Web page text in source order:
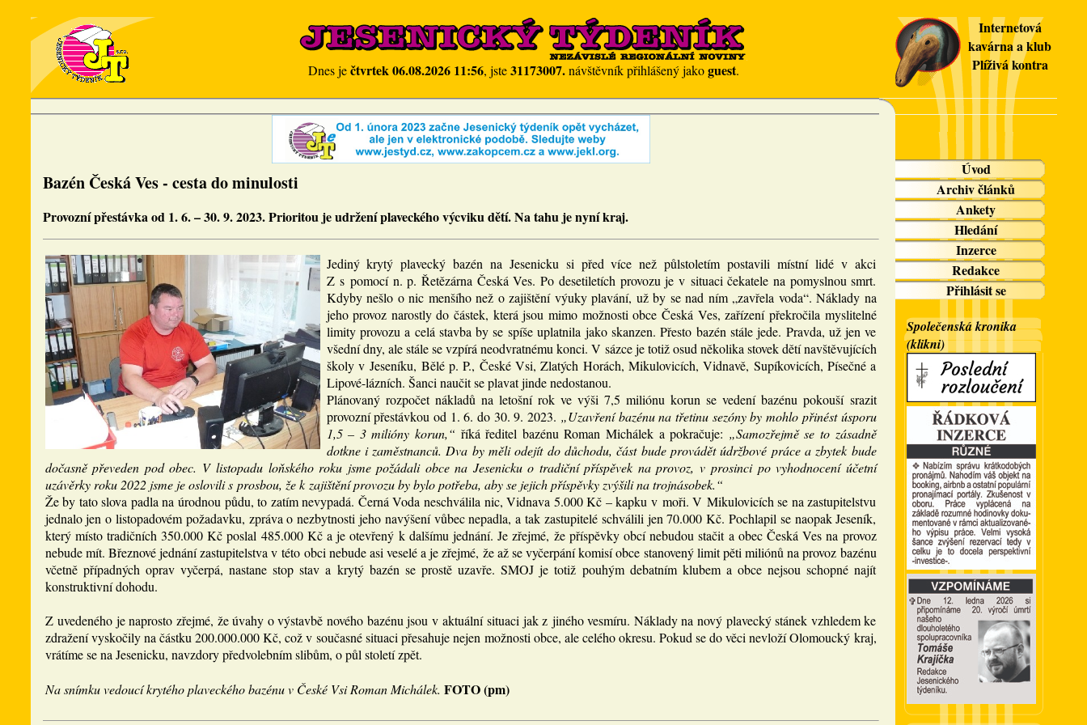
Dnes ječtvrtek 06.08.2026 11:56, jste31173007.návštěvník přihlášený jakoguest.
Internetová
kavárna a klub
Plíživá kontra
Bazén Česká Ves - cesta do minulosti
Provozní přestávka od 1. 6. – 30. 9. 2023. Prioritou je udržení plaveckého výcviku dětí. Na tahu je nyní kraj.
Jediný krytý plavecký bazén na Jesenicku si před více než půlstoletím postavili místní lidé v akci
Z s pomocí n. p. Řetězárna Česká Ves. Po desetiletích provozu je v situaci čekatele na pomyslnou smrt.
Kdyby nešlo o nic menšího než o zajištění výuky plavání, už by se nad ním „zavřela voda“. Náklady na
jeho provoz narostly do částek, která jsou mimo možnosti obce Česká Ves, zařízení překročila myslitelné
limity provozu a celá stavba by se spíše uplatnila jako skanzen. Přesto bazén stále jede. Pravda, už jen ve
všední dny, ale stále se vzpírá neodvratnému konci. V sázce je totiž osud několika stovek dětí navštěvujících
školy v Jeseníku, Bělé p. P., České Vsi, Zlatých Horách, Mikulovicích, Vidnavě, Supíkovicích, Písečné a
Lipové-lázních. Šanci naučit se plavat jinde nedostanou.
Plánovaný rozpočet nákladů na letošní rok ve výši 7,5 miliónu korun se vedení bazénu pokouší srazit
provozní přestávkou od 1. 6. do 30. 9. 2023. „Uzavření bazénu na třetinu sezóny by mohlo přinést úsporu
1,5 – 3 milióny korun,“ říká ředitel bazénu Roman Michálek a pokračuje: „Samozřejmě se to zásadně
dotkne i zaměstnanců. Dva by měli odejít do důchodu, část bude provádět údržbové práce a zbytek bude
dočasně převeden pod obec. V listopadu loňského roku jsme požádali obce na Jesenicku o tradiční příspěvek na provoz, v prosinci po vyhodnocení účetní
uzávěrky roku 2022 jsme je oslovili s prosbou, že k zajištění provozu by bylo potřeba, aby se jejich příspěvky zvýšili na trojnásobek.“
Že by tato slova padla na úrodnou půdu, to zatím nevypadá. Černá Voda neschválila nic, Vidnava 5.000 Kč – kapku v moři. V Mikulovicích se na zastupitelstvu
jednalo jen o listopadovém požadavku, zpráva o nezbytnosti jeho navýšení vůbec nepadla, a tak zastupitelé schválili jen 70.000 Kč. Pochlapil se naopak Jeseník,
který místo tradičních 350.000 Kč poslal 485.000 Kč a je otevřený k dalšímu jednání. Je zřejmé, že příspěvky obcí nebudou stačit a obec Česká Ves na provoz
nebude mít. Březnové jednání zastupitelstva v této obci nebude asi veselé a je zřejmé, že až se vyčerpání komisí obce stanovený limit pěti miliónů na provoz bazénu
včetně případných oprav vyčerpá, nastane stop stav a krytý bazén se prostě uzavře. SMOJ je totiž pouhým debatním klubem a obce nejsou schopné najít
konstruktivní dohodu.
Z uvedeného je naprosto zřejmé, že úvahy o výstavbě nového bazénu jsou v aktuální situaci jak z jiného vesmíru. Náklady na nový plavecký stánek vzhledem ke
zdražení vyskočily na částku 200.000.000 Kč, což v současné situaci přesahuje nejen možnosti obce, ale celého okresu. Pokud se do věci nevloží Olomoucký kraj,
vrátíme se na Jesenicku, navzdory předvolebním slibům, o půl století zpět.
Na snímku vedoucí krytého plaveckého bazénu v České Vsi Roman Michálek. FOTO (pm)
Úvod
Archiv článků
Ankety
Hledání
Inzerce
Redakce
Přihlásit se
Společenská kronika
(klikni)